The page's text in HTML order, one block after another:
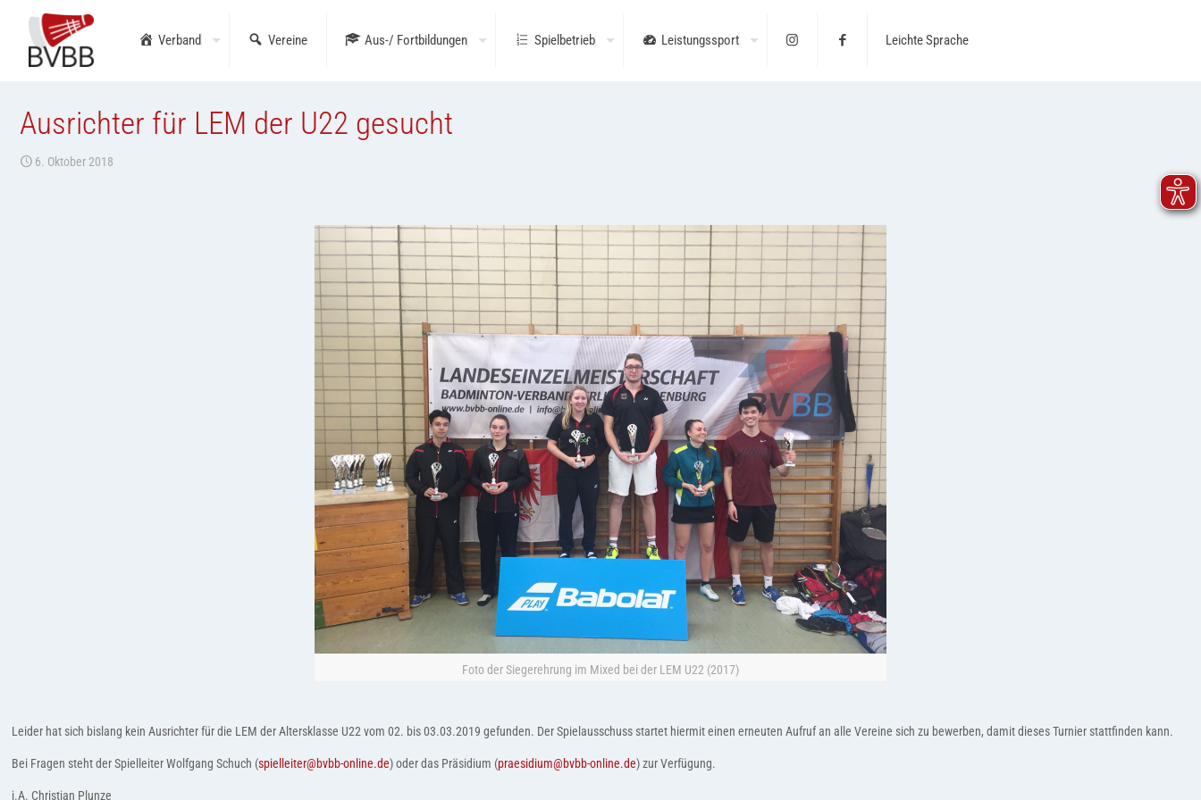
Verband Vereine Aus-/ Fortbildungen Spielbetrieb Leistungssport Leichte Sprache
Ausrichter für LEM der U22 gesucht
6. Oktober 2018
Foto der Siegerehrung im Mixed bei der LEM U22 (2017)
Leider hat sich bislang kein Ausrichter für die LEM der Altersklasse U22 vom 02. bis 03.03.2019 gefunden. Der Spielausschuss startet hiermit einen erneuten Aufruf an alle Vereine sich zu bewerben, damit dieses Turnier stattfinden kann.
Bei Fragen steht der Spielleiter Wolfgang Schuch (spielleiter@bvbb-online.de) oder das Präsidium (praesidium@bvbb-online.de) zur Verfügung.
i.A. Christian Plunze